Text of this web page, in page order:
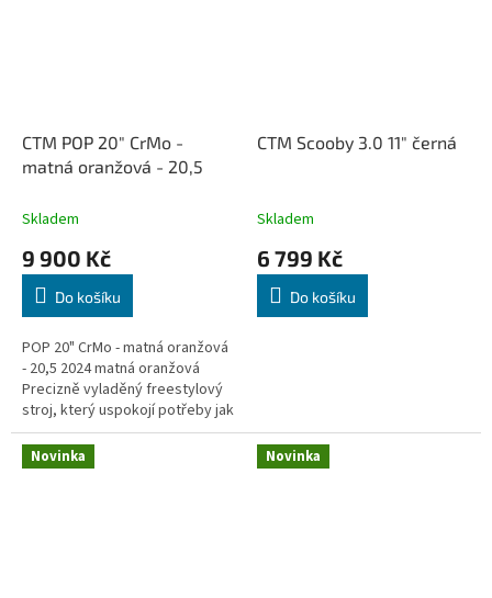
CTM POP 20" CrMo -
matná oranžová - 20,5
Skladem
9 900 Kč
Do košíku
POP 20" CrMo - matná oranžová
- 20,5 2024 matná oranžová
Precizně vyladěný freestylový
stroj, který uspokojí potřeby jak
dirtových jezdců, tak...
CTM Scooby 3.0 11" černá
Skladem
6 799 Kč
Do košíku
Novinka Novinka